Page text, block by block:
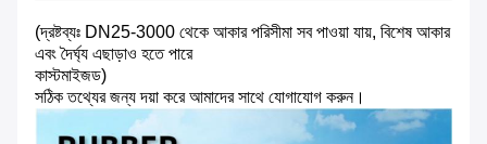
(দ্রষ্টব্যঃ DN25-3000 থেকে আকার পরিসীমা সব পাওয়া যায়, বিশেষ আকার
এবং দৈর্ঘ্য এছাড়াও হতে পারে
কাস্টমাইজড)
সঠিক তথ্যের জন্য দয়া করে আমাদের সাথে যোগাযোগ করুন।